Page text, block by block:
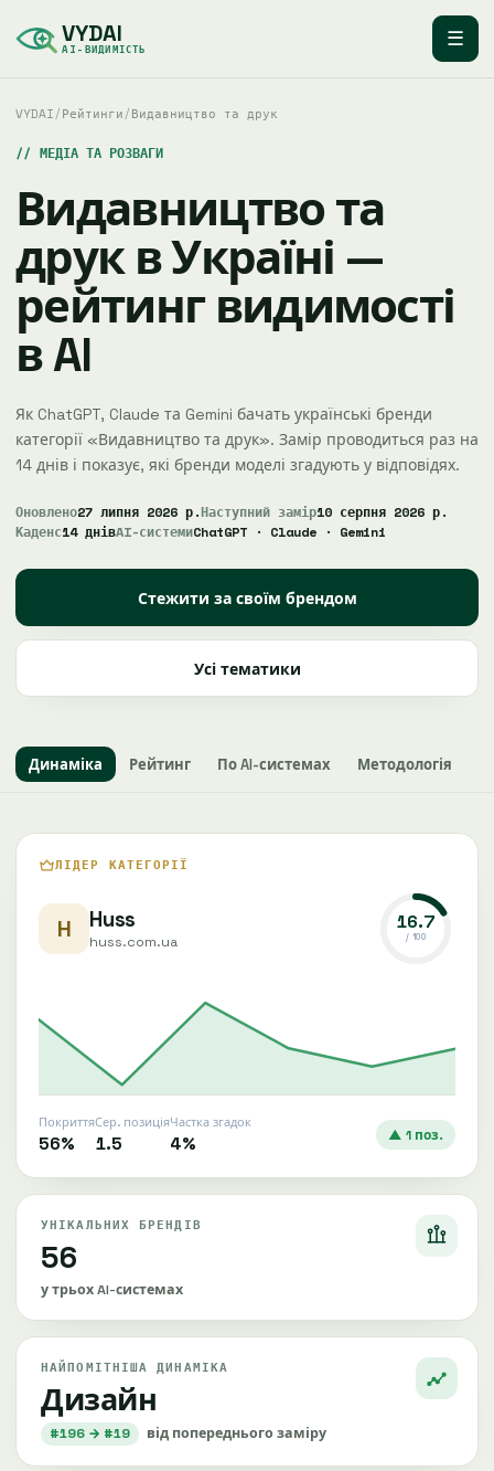
VYDAI
AI-ВИДИМІСТЬ ☰
VYDAI/Рейтинги/Видавництво та друк
МЕДІА ТА РОЗВАГИ
Видавництво та
друк в Україні —
рейтинг видимості
в AI
Як ChatGPT, Claude та Gemini бачать українські бренди
категорії «Видавництво та друк». Замір проводиться раз на
14 днів і показує, які бренди моделі згадують у відповідях.
Оновлено27 липня 2026 р.Наступний замір10 серпня 2026 р.
Каденс14 днівAI-системиChatGPT · Claude · Gemini
Стежити за своїм брендом
Усі тематики
Динаміка Рейтинг По AI-системах Методологія
ЛІДЕР КАТЕГОРІЇ
H Huss
huss.com.ua
16.7
/ 100
Покриття
56%
Сер. позиція
1.5
Частка згадок
4% ▲ 1 поз.
УНІКАЛЬНИХ БРЕНДІВ
56
у трьох AI-системах
НАЙПОМІТНІША ДИНАМІКА
Дизайн
#196 → #19 від попереднього заміру